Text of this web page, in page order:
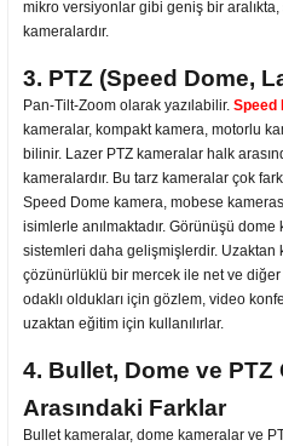
mikro versiyonlar gibi geniş bir
kameralardır.
3. PTZ (Speed Dome,
Pan-Tilt-Zoom olarak yazılabilir. Speed
kameralar, kompakt kamera, motorlu
bilinir. Lazer PTZ kameralar halk
kameralardır. Bu tarz kameralar çok
Speed Dome kamera, mobese
isimlerle anılmaktadır. Görünüşü dome
sistemleri daha gelişmişlerdir.
çözünürlüklü bir mercek ile net ve
odaklı oldukları için gözlem, video
uzaktan eğitim için kullanılırlar.
4. Bullet, Dome ve PTZ
Arasındaki Farklar
Bullet kameralar, dome kameralar ve